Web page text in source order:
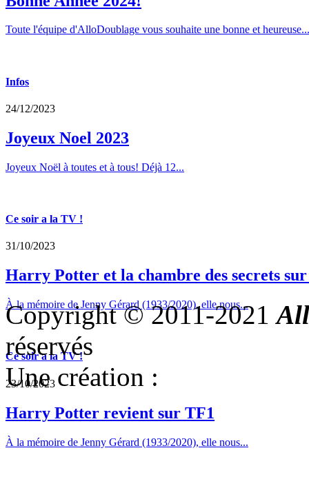
Toute l'équipe d'AlloDoublage vous souhaite une bonne et heureuse...
Infos
24/12/2023
Joyeux Noel 2023
Joyeux Noël à toutes et à tous! Déjà 12...
Ce soir a la TV !
31/10/2023
Harry Potter et la chambre des secrets
À la mémoire de Jenny Gérard (1933/2020), elle nous...
Ce soir a la TV !
23/10/2023
Harry Potter revient sur TF1
À la mémoire de Jenny Gérard (1933/2020), elle nous...
Copyright © 2011-2021
réservés
Une création :